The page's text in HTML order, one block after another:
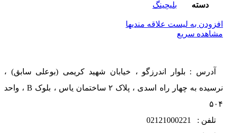
دسته بلیچینگ
افزودن به لیست علاقه مندیها
مشاهده سریع
آدرس : بلوار اندرزگو ، خیابان شهید کریمی (بوعلی سابق) ،
نرسیده به چهار راه اسدی ، پلاک ۲ ساختمان یاس ، بلوک B ، واحد
۵۰۴
تلفن : 02121000221